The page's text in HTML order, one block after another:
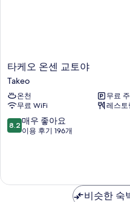
타
케
오
온
센
교
토
타케오 온센 교토야
Takeo
온천
무료
무료 WiFi
레스토
10
점
점,
8.2 매우 좋아요
이용 후기 196개
비슷한 숙